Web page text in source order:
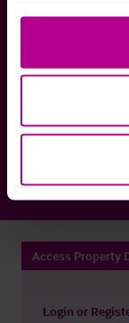
Vous avez
Access Property
Login or